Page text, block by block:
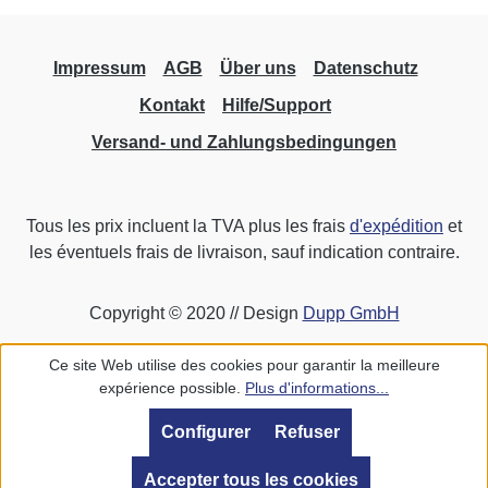
contrôle avec dépendances, formation de
fixes et dynamiques, génération de messages
d'état automatiques (retour d'information réel)
30 000 modules, max. 250 modules par
niveau de bus. Protocole avec évitement des
100 mémoires de scènes lumineuses
disponibles par sortie Options de connexion
pour capteurs tactiles EIB/KNX (standard),
surcharges, les sorties coupent les
consommateurs en cas de charges
excessives Remarque : les modules UPP ne
Impressum AGB Über uns
Datenschutz
Kontakt
Hilfe/Support
Versand- und Zahlungsbedingungen
Tous les prix incluent la TVA plus les frais d'expédition et
les éventuels frais de livraison, sauf indication contraire.
Copyright © 2020 // Design Dupp GmbH
Ce site Web utilise des cookies pour garantir la meilleure
expérience possible. Plus d'informations...
Refuser
Configurer
Accepter tous les cookies